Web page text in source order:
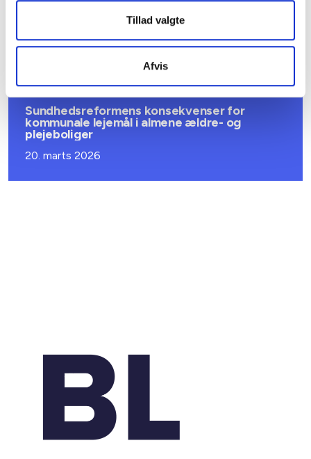
Tillad valgte
Afvis
08. juni 2026
Sundhedsreformens konsekvenser for
kommunale lejemål i almene ældre- og
plejeboliger
20. marts 2026